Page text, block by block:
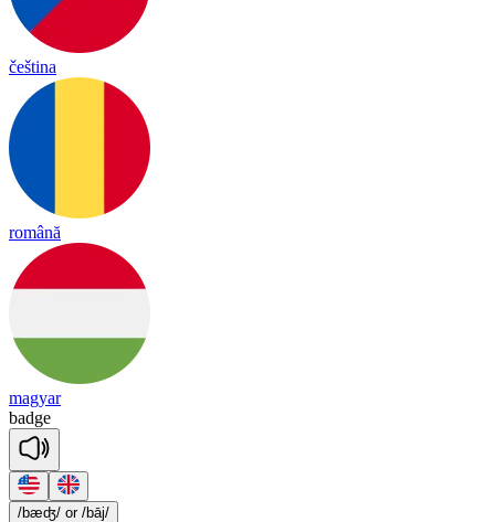
čeština
română
magyar
badge
/bæʤ/ or /bāj/